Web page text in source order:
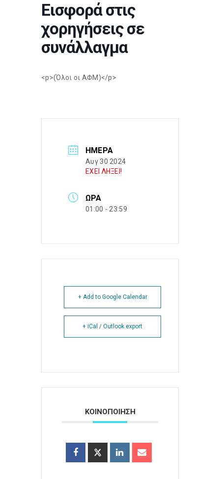
Εισφορά στις
χορηγήσεις σε
συνάλλαγμα
<p>(Όλοι οι ΑΦΜ)</p>
ΗΜΈΡΑ
Αυγ 30 2024
ΕΧΕΙ ΛΗΞΕΙ!
ΏΡΑ
01:00 - 23:59
+ Add to Google Calendar
+ iCal / Outlook export
ΚΟΙΝΟΠΟΙΗΣΗ